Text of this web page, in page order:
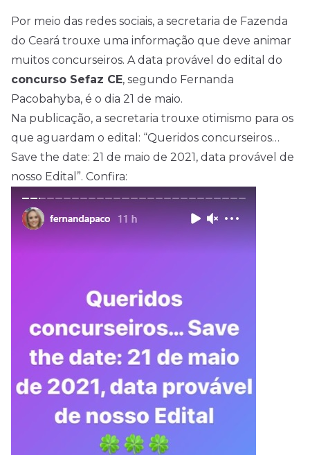
Por meio das redes sociais, a secretaria de Fazenda
do Ceará trouxe uma informação que deve animar
muitos concurseiros. A data provável do edital do
concurso Sefaz CE, segundo Fernanda
Pacobahyba, é o dia 21 de maio.
Na publicação, a secretaria trouxe otimismo para os
que aguardam o edital: “Queridos concurseiros…
Save the date: 21 de maio de 2021, data provável de
nosso Edital”. Confira: